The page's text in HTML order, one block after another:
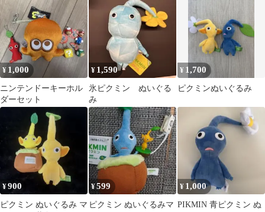
クミン キーチェーン
¥ 1,000
ニンテンドーキーホル
ダーセット
¥ 1,590
氷ピクミン ぬいぐる
み
¥ 1,700
ピクミンぬいぐるみ
¥900
ピクミン ぬいぐるみ マ
¥599
ピクミン ぬいぐるみマ
¥ 1,000
PIKMIN 青ピクミン ぬ